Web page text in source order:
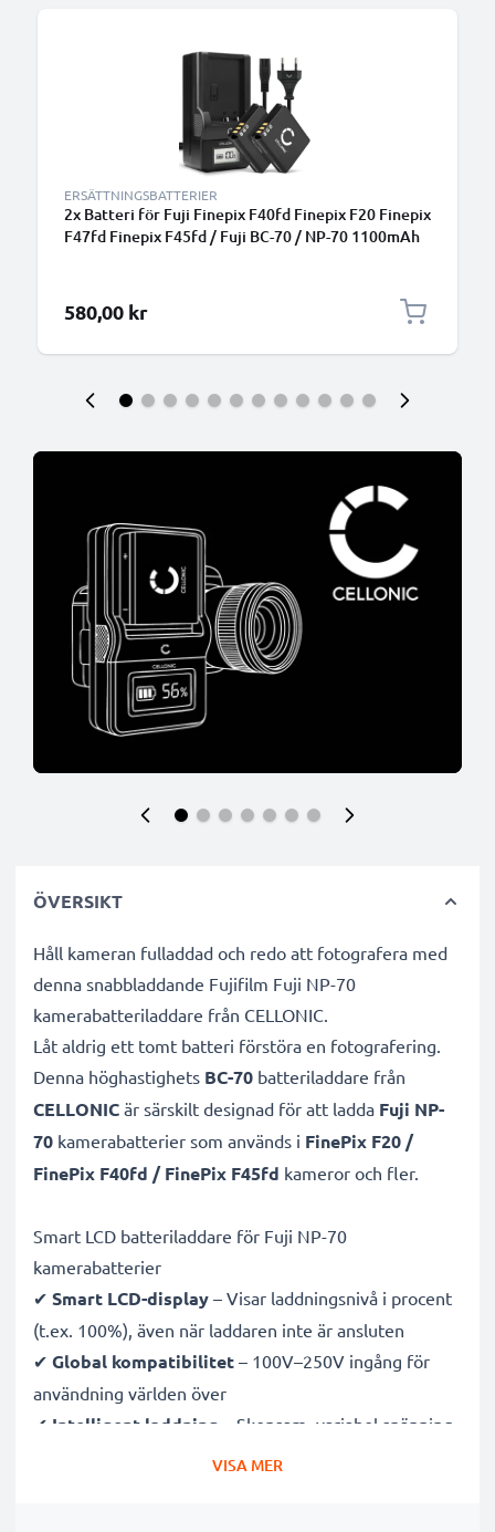
ERSÄTTNINGSBATTERIER
2x Batteri för Fuji Finepix F40fd Finepix F20 Finepix
F47fd Finepix F45fd / Fuji BC-70 / NP-70 1100mAh
580,00 kr
ÖVERSIKT
Håll kameran fulladdad och redo att fotografera med
denna snabbladdande Fujifilm Fuji NP-70
kamerabatteriladdare från CELLONIC.
Låt aldrig ett tomt batteri förstöra en fotografering.
Denna höghastighets BC-70 batteriladdare från
CELLONIC är särskilt designad för att ladda Fuji NP-
70 kamerabatterier som används i FinePix F20 /
FinePix F40fd / FinePix F45fd kameror och fler.
Smart LCD batteriladdare för Fuji NP-70
kamerabatterier
✔ Smart LCD-display – Visar laddningsnivå i procent
(t.ex. 100%), även när laddaren inte är ansluten
✔ Global kompatibilitet – 100V–250V ingång för
användning världen över
✔ Intelligent laddning – Skonsam, variabel spänning
förlänger batteriets livslängd
VISA MER